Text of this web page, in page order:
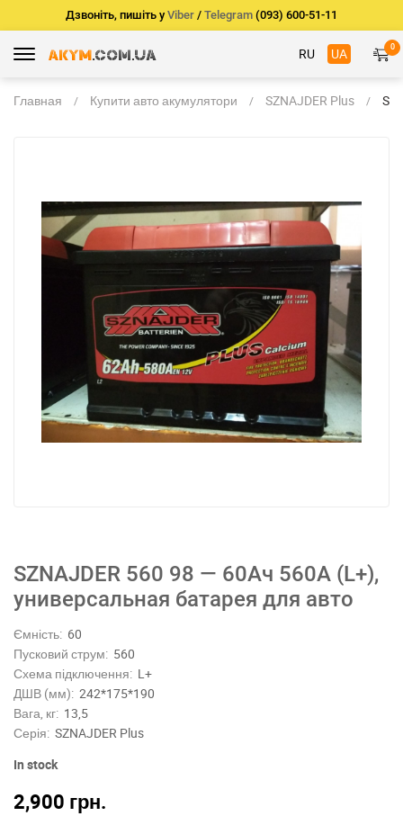
Дзвоніть, пишіть у Viber / Telegram (093) 600-51-11
RU UA 0
Главная Купити авто акумулятори SZNAJDER Plus
SZNAJDER 560 98 — 60Ач 560А (L+),
универсальная батарея для авто
Ємність: 60
Пусковий струм: 560
Схема підключення: L+
ДШВ (мм): 242*175*190
Вага, кг: 13,5
Серія: SZNAJDER Plus
In stock
2,900 грн.